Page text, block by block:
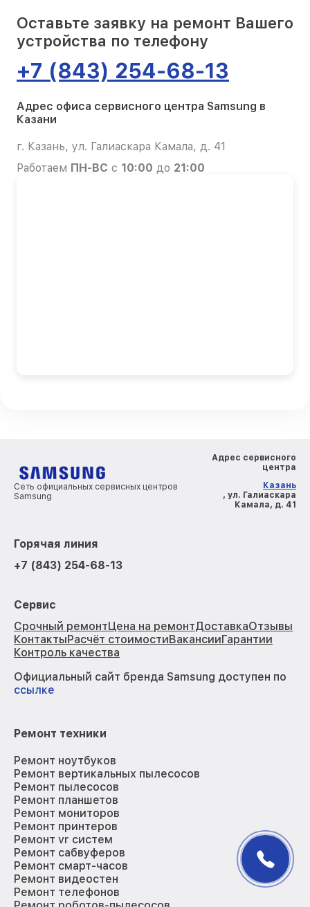
Оставьте заявку на ремонт Вашего
устройства по телефону
+7 (843) 254-68-13
Адрес офиса сервисного центра Samsung в
Казани
г. Казань, ул. Галиаскара Камала, д. 41
Работаем ПН-ВС с 10:00 до 21:00
Сеть официальных сервисных центров
Samsung
Адрес сервисного
центра
Казань
, ул. Галиаскара
Камала, д. 41
Горячая линия
+7 (843) 254-68-13
Сервис
Срочный ремонтЦена на ремонтДоставкаОтзывы
КонтактыРасчёт стоимостиВакансииГарантии
Контроль качества
Официальный сайт бренда Samsung доступен по
ссылке
Ремонт техники
Ремонт ноутбуков
Ремонт вертикальных пылесосов
Ремонт пылесосов
Ремонт планшетов
Ремонт мониторов
Ремонт принтеров
Ремонт vr систем
Ремонт сабвуферов
Ремонт смарт-часов
Ремонт видеостен
Ремонт телефонов